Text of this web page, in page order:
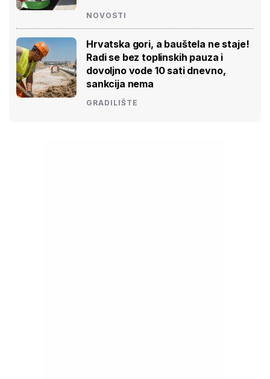
NOVOSTI
Hrvatska gori, a bauštela ne staje!
Radi se bez toplinskih pauza i
dovoljno vode 10 sati dnevno,
sankcija nema
GRADILIŠTE